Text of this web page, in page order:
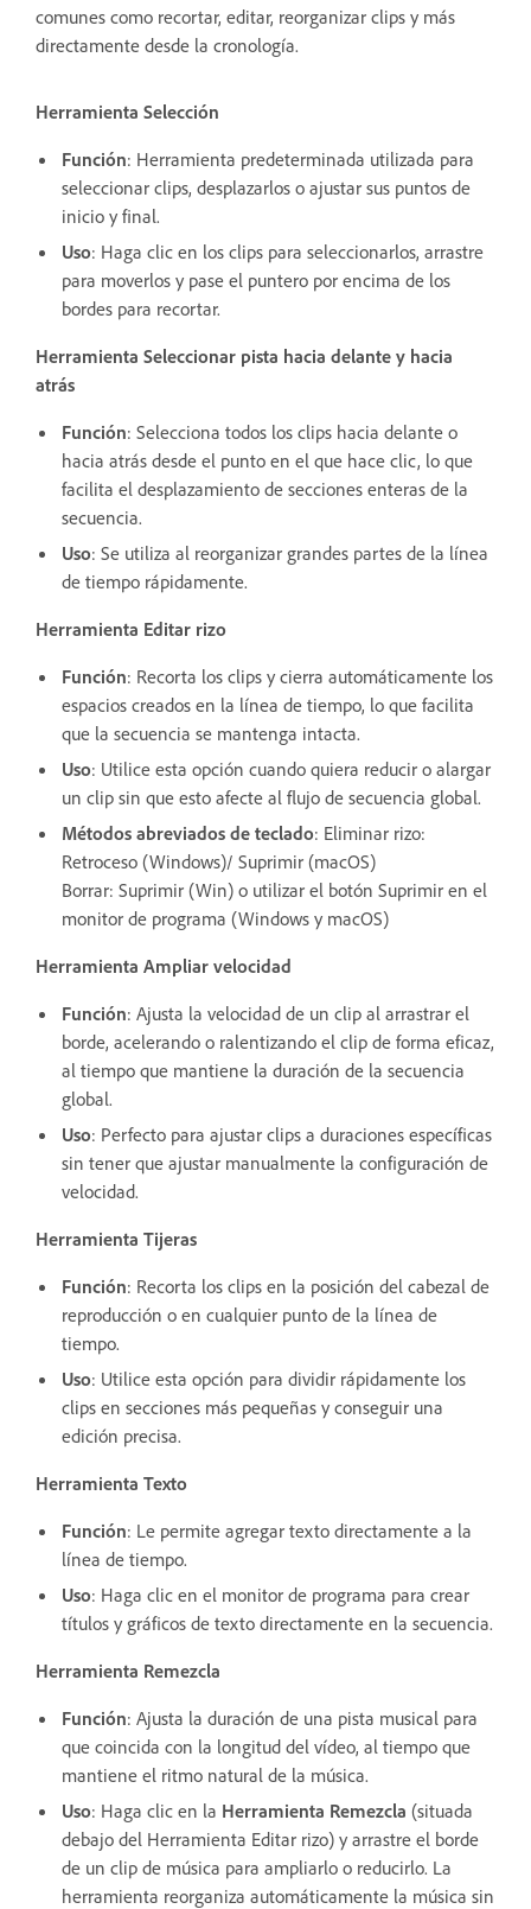
comunes como recortar, editar, reorganizar clips y más
directamente desde la cronología.
Herramienta Selección
Función: Herramienta predeterminada utilizada para
seleccionar clips, desplazarlos o ajustar sus puntos de
inicio y final.
Uso: Haga clic en los clips para seleccionarlos, arrastre
para moverlos y pase el puntero por encima de los
bordes para recortar.
Herramienta Seleccionar pista hacia delante y hacia
atrás
Función: Selecciona todos los clips hacia delante o
hacia atrás desde el punto en el que hace clic, lo que
facilita el desplazamiento de secciones enteras de la
secuencia.
Uso: Se utiliza al reorganizar grandes partes de la línea
de tiempo rápidamente.
Herramienta Editar rizo
Función: Recorta los clips y cierra automáticamente los
espacios creados en la línea de tiempo, lo que facilita
que la secuencia se mantenga intacta.
Uso: Utilice esta opción cuando quiera reducir o alargar
un clip sin que esto afecte al flujo de secuencia global.
Métodos abreviados de teclado: Eliminar rizo:
Retroceso (Windows)/ Suprimir (macOS)
Borrar: Suprimir (Win) o utilizar el botón Suprimir en el
monitor de programa (Windows y macOS)
Herramienta Ampliar velocidad
Función: Ajusta la velocidad de un clip al arrastrar el
borde, acelerando o ralentizando el clip de forma eficaz,
al tiempo que mantiene la duración de la secuencia
global.
Uso: Perfecto para ajustar clips a duraciones específicas
sin tener que ajustar manualmente la configuración de
velocidad.
Herramienta Tijeras
Función: Recorta los clips en la posición del cabezal de
reproducción o en cualquier punto de la línea de
tiempo.
Uso: Utilice esta opción para dividir rápidamente los
clips en secciones más pequeñas y conseguir una
edición precisa.
Herramienta Texto
Función: Le permite agregar texto directamente a la
línea de tiempo.
Uso: Haga clic en el monitor de programa para crear
títulos y gráficos de texto directamente en la secuencia.
Herramienta Remezcla
Función: Ajusta la duración de una pista musical para
que coincida con la longitud del vídeo, al tiempo que
mantiene el ritmo natural de la música.
Uso: Haga clic en la Herramienta Remezcla (situada
debajo del Herramienta Editar rizo) y arrastre el borde
de un clip de música para ampliarlo o reducirlo. La
herramienta reorganiza automáticamente la música sin